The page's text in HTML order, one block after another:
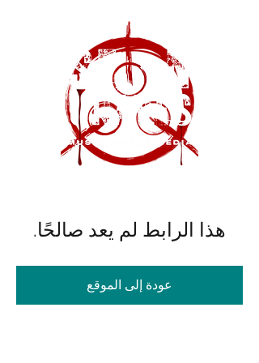
هذا الرابط لم يعد صالحًا.
عودة إلى الموقع